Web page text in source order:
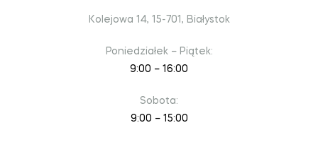
Kolejowa 14, 15-701, Białystok
Poniedziałek – Piątek:
9:00 – 16:00
Sobota:
9:00 – 15:00